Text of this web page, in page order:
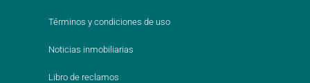
Términos y condiciones de uso
Noticias inmobiliarias
Libro de reclamos